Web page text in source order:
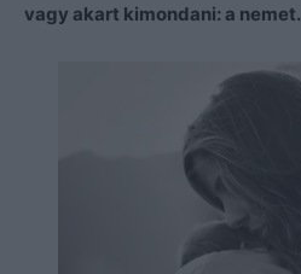
vagy akart kimondani: a nemet.